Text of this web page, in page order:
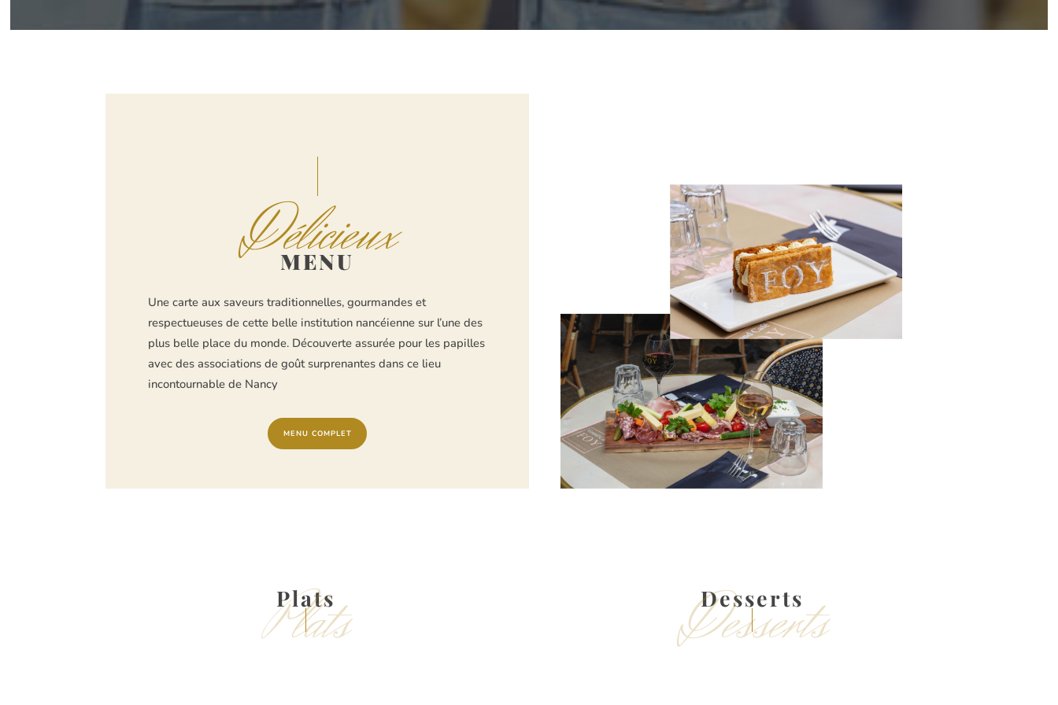
Délicieux
MENU
Une carte aux saveurs traditionnelles, gourmandes et
respectueuses de cette belle institution nancéienne sur l’une des
plus belle place du monde. Découverte assurée pour les papilles
avec des associations de goût surprenantes dans ce lieu
incontournable de Nancy
MENU COMPLET
Plats
Plats Desserts
Desserts